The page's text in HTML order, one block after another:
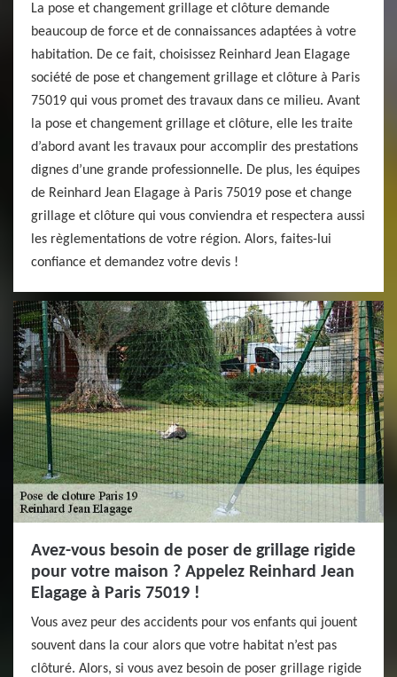
La pose et changement grillage et clôture demande
beaucoup de force et de connaissances adaptées à votre
habitation. De ce fait, choisissez Reinhard Jean Elagage
société de pose et changement grillage et clôture à Paris
75019 qui vous promet des travaux dans ce milieu. Avant
la pose et changement grillage et clôture, elle les traite
d’abord avant les travaux pour accomplir des prestations
dignes d’une grande professionnelle. De plus, les équipes
de Reinhard Jean Elagage à Paris 75019 pose et change
grillage et clôture qui vous conviendra et respectera aussi
les règlementations de votre région. Alors, faites-lui
confiance et demandez votre devis !
Avez-vous besoin de poser de grillage rigide
pour votre maison ? Appelez Reinhard Jean
Elagage à Paris 75019 !
Vous avez peur des accidents pour vos enfants qui jouent
souvent dans la cour alors que votre habitat n’est pas
clôturé. Alors, si vous avez besoin de poser grillage rigide